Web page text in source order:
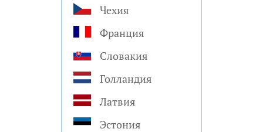
Чехия
Франция
Словакия
Голландия
Латвия
Эстония